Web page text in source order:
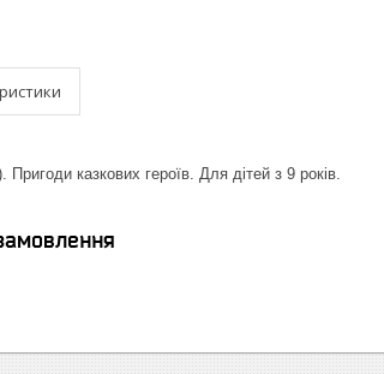
Пригоди казкових героїв. Для дітей з 9 років.